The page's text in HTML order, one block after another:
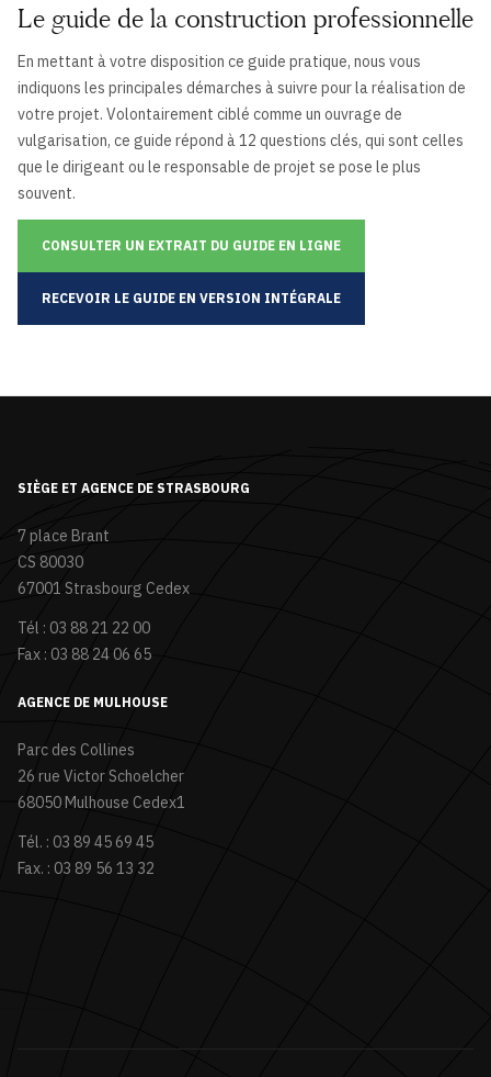
Le guide de la construction professionnelle
En mettant à votre disposition ce guide pratique, nous vous
indiquons les principales démarches à suivre pour la réalisation de
votre projet. Volontairement ciblé comme un ouvrage de
vulgarisation, ce guide répond à 12 questions clés, qui sont celles
que le dirigeant ou le responsable de projet se pose le plus
souvent.
CONSULTER UN EXTRAIT DU GUIDE EN LIGNE
RECEVOIR LE GUIDE EN VERSION INTÉGRALE
SIÈGE ET AGENCE DE STRASBOURG
7 place Brant
CS 80030
67001 Strasbourg Cedex
Tél : 03 88 21 22 00
Fax : 03 88 24 06 65
AGENCE DE MULHOUSE
Parc des Collines
26 rue Victor Schoelcher
68050 Mulhouse Cedex1
Tél. : 03 89 45 69 45
Fax. : 03 89 56 13 32